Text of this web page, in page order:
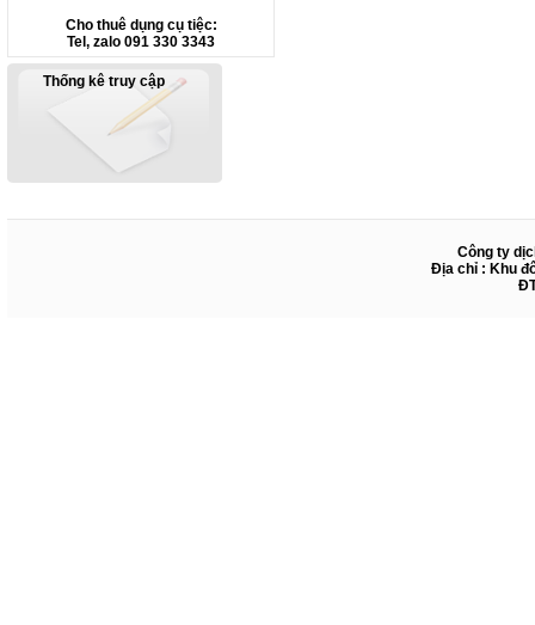
Cho thuê dụng cụ tiệc:
Tel, zalo 091 330 3343
Thống kê truy cập
Công ty
Địa chỉ : Khu